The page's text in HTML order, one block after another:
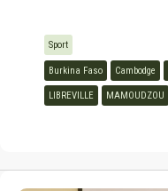
Sport
Burkina Faso Cambodge
LIBREVILLE MAMOUDZOU